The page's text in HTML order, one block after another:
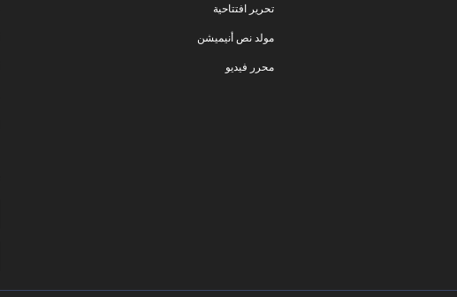
تحرير افتتاحية
مولد نص أنيميشن
محرر فيديو